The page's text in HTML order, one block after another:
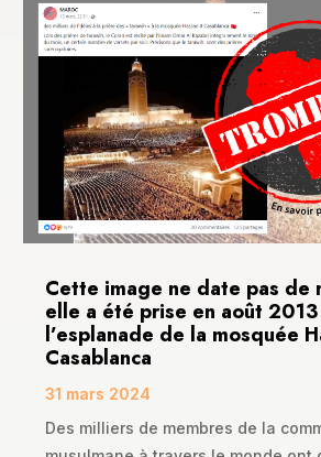
Cette image ne date pas de
elle a été prise en août
l’esplanade de la mosquée
Casablanca
31 mars 2024
Des milliers de membres de la